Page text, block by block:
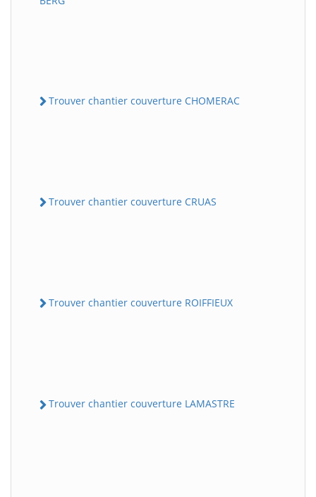
Trouver chantier couverture CHOMERAC
Trouver chantier couverture CRUAS
Trouver chantier couverture ROIFFIEUX
Trouver chantier couverture LAMASTRE